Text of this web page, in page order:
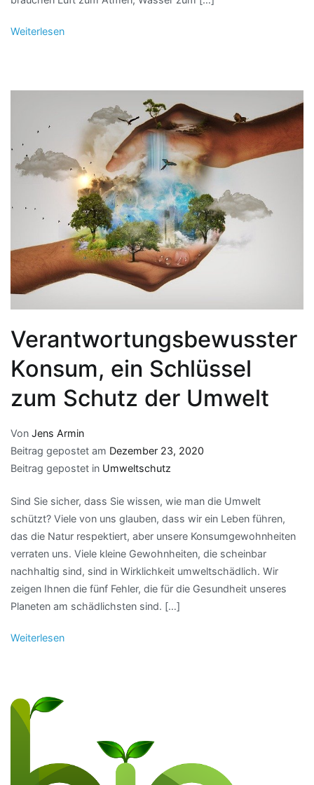
Weiterlesen
Verantwortungsbewusster
Konsum, ein Schlüssel
zum Schutz der Umwelt
Von Jens Armin
Beitrag gepostet am Dezember 23, 2020
Beitrag gepostet in Umweltschutz
Sind Sie sicher, dass Sie wissen, wie man die Umwelt
schützt? Viele von uns glauben, dass wir ein Leben führen,
das die Natur respektiert, aber unsere Konsumgewohnheiten
verraten uns. Viele kleine Gewohnheiten, die scheinbar
nachhaltig sind, sind in Wirklichkeit umweltschädlich. Wir
zeigen Ihnen die fünf Fehler, die für die Gesundheit unseres
Planeten am schädlichsten sind. […]
Weiterlesen